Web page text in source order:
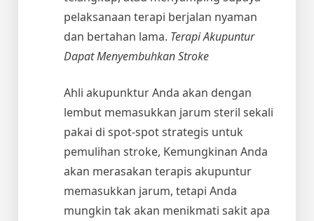
pelaksanaan terapi berjalan nyaman
dan bertahan lama. Terapi Akupuntur
Dapat Menyembuhkan Stroke
Ahli akupunktur Anda akan dengan
lembut memasukkan jarum steril sekali
pakai di spot-spot strategis untuk
pemulihan stroke, Kemungkinan Anda
akan merasakan terapis akupuntur
memasukkan jarum, tetapi Anda
mungkin tak akan menikmati sakit apa